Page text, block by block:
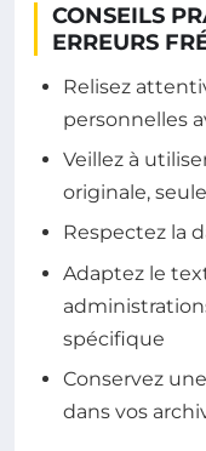
CONSEILS
ERREURS
Relisez
personnelles
Veillez à
originale,
Respectez la
Adaptez le
spécifique
Conservez
dans vos